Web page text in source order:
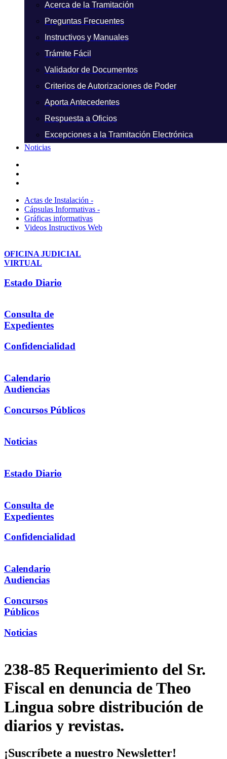
Acerca de la Tramitación
Preguntas Frecuentes
Instructivos y Manuales
Trámite Fácil
Validador de Documentos
Criterios de Autorizaciones de Poder
Aporta Antecedentes
Respuesta a Oficios
Excepciones a la Tramitación Electrónica
Noticias
Actas de Instalación -
Cápsulas Informativas -
Gráficas informativas
Videos Instructivos Web
OFICINA JUDICIAL
VIRTUAL
Estado Diario
Consulta de
Expedientes
Confidencialidad
Calendario
Audiencias
Concursos Públicos
Noticias
Estado Diario
Consulta de
Expedientes
Confidencialidad
Calendario
Audiencias
Concursos
Públicos
Noticias
238-85 Requerimiento del Sr.
Fiscal en denuncia de Theo
Lingua sobre distribución de
diarios y revistas.
¡Suscríbete a nuestro Newsletter!